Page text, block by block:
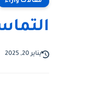
يناير 20, 2025